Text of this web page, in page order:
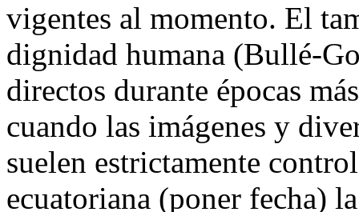
vigentes al momento. El
dignidad humana (Bullé-
directos durante épocas
cuando las imágenes y
suelen estrictamente
ecuatoriana (poner fecha)